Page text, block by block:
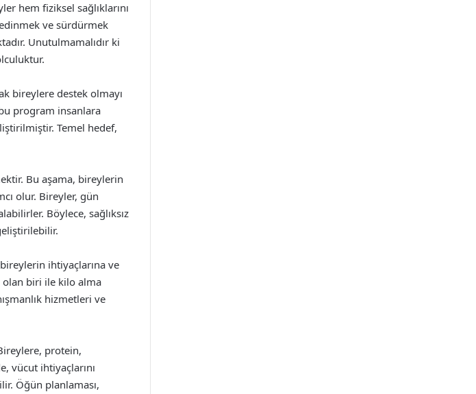
hem fiziksel sağlıklarını
edinmek ve sürdürmek
Unutulmamalıdır ki
bireylere destek olmayı
program insanlara
Temel hedef,
Bu aşama, bireylerin
olur. Bireyler, gün
Böylece, sağlıksız
ihtiyaçlarına ve
biri ile kilo alma
hizmetleri ve
protein,
vücut ihtiyaçlarını
Öğün planlaması,